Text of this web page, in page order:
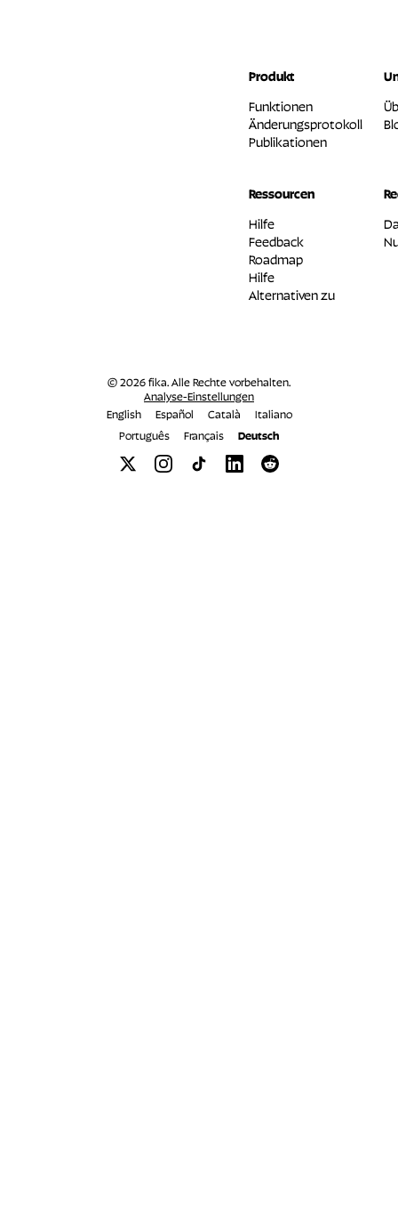
Produkt
Funktionen
Änderungsprotokoll
Publikationen
Ressourcen
Hilfe
Feedback
Roadmap
Hilfe
Alternativen zu
© 2026 fika. Alle Rechte vorbehalten.
Analyse-Einstellungen
English
Español Català
Italiano
Português
Français Deutsch